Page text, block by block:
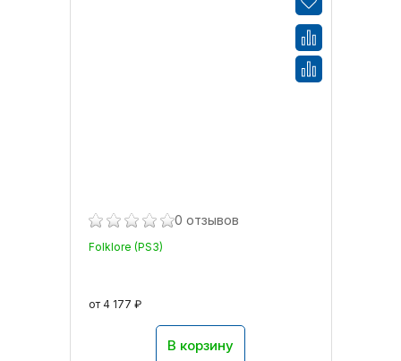
0 отзывов
Folklore (PS3)
от 4 177 ₽
В корзину